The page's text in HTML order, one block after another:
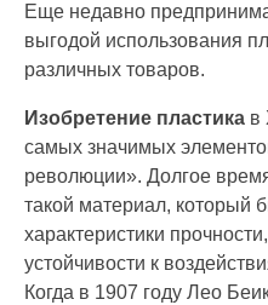
Еще недавно
выгодой использования
различных товаров.
Изобретение пластикав
самых значимых
революции». Долгое
такой материал,
характеристики
устойчивости к
Когда в 1907 году Лео